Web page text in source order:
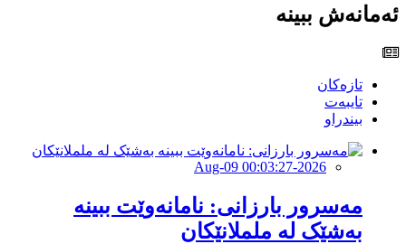
ئەمانەش ببینە
تازەکان
تایبەت
بیندراو
2026-Aug-09 00:03:27
مەسرور بارزانی: نامانەوێت ببینە
بەشێک لە ململانێکان